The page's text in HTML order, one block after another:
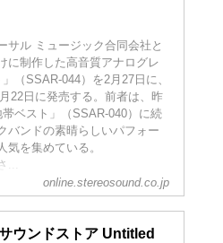
サル ミュージック合同会社と
に制作した高音質アナログレ
（SSAR-044）を2月27日に、
22日に発売する。前者は、昨
ベスト」（SSAR-040）に続
バンドの素晴らしいパフォー
を集めている。
...
online.stereosound.co.jp
ウンドストア Untitled